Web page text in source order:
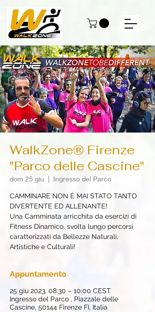
WalkZone® Firenze
"Parco delle Cascine"
dom 25 giu
  |
Ingresso del Parco
CAMMINARE NON È MAI STATO TANTO
DIVERTENTE ED ALLENANTE!
Una Camminata arricchita da esercizi di
Fitness Dinamico, svolta lungo percorsi
caratterizzati da Bellezze Naturali,
Artistiche e Culturali!
Appuntamento
25 giu 2023, 08:30 – 10:00 CEST
Ingresso del Parco , Piazzale delle
Cascine, 50144 Firenze FI, Italia